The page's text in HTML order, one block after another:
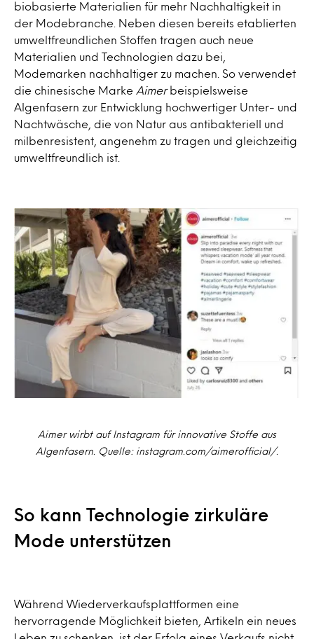
biobasierte Materialien für mehr Nachhaltigkeit in
der Modebranche. Neben diesen bereits etablierten
umweltfreundlichen Stoffen tragen auch neue
Materialien und Technologien dazu bei,
Modemarken nachhaltiger zu machen. So verwendet
die chinesische Marke Aimerbeispielsweise
Algenfasern zur Entwicklung hochwertiger Unter- und
Nachtwäsche, die von Natur aus antibakteriell und
milbenresistent, angenehm zu tragen und gleichzeitig
umweltfreundlich ist.
Aimer wirbt auf Instagram für innovative Stoffe aus
Algenfasern. Quelle: instagram.com/aimerofficial/.
So kann Technologie zirkuläre
Mode unterstützen
Während Wiederverkaufsplattformen eine
hervorragende Möglichkeit bieten, Artikeln ein neues
Leben zu schenken, ist der Erfolg eines Verkaufs nicht